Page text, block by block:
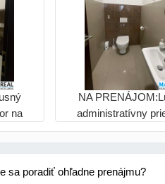
na
NA
administratívny
prenájom – 300
sa poradiť ohľadne prenájmu?